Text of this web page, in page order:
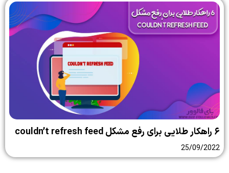
۶ راهکار طلایی برای رفع مشکل couldn’t refresh feed
25/09/2022